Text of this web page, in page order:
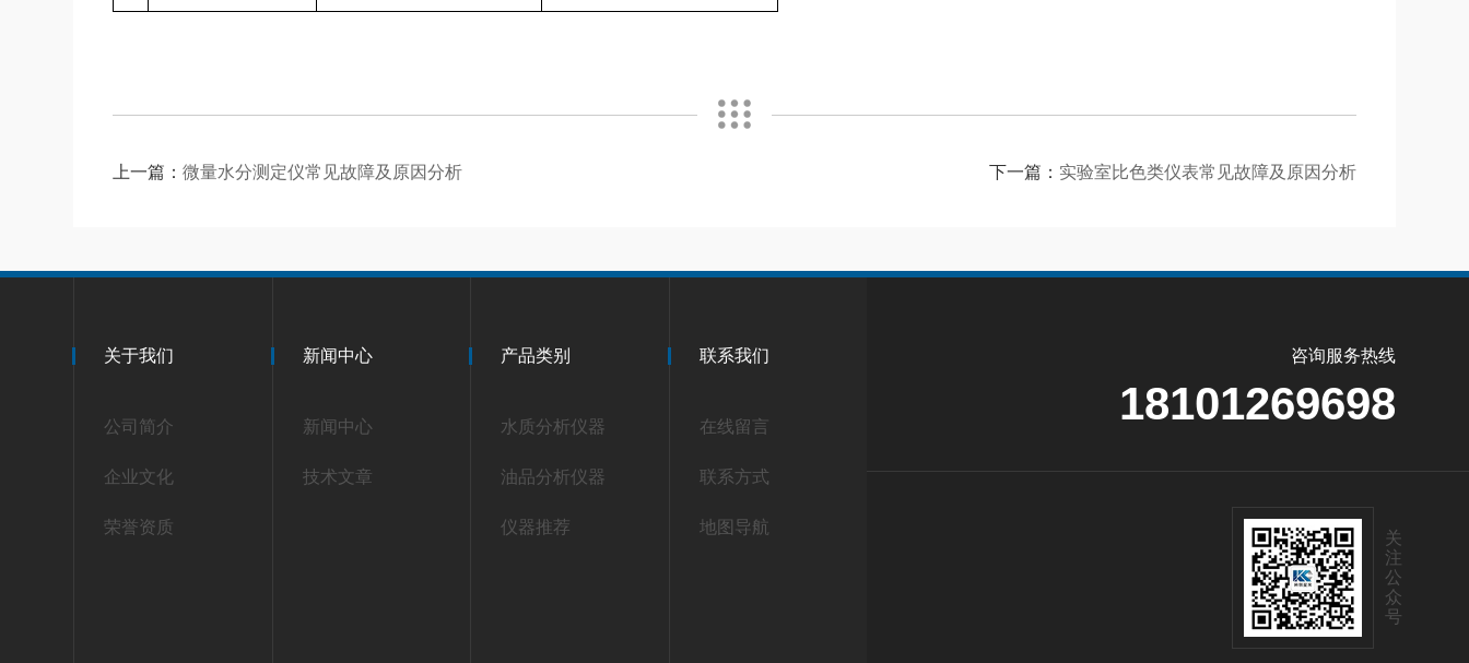
上一篇：微量水分测定仪常见故障及原因分析 下一篇： 实验室比色类仪表常见故障及原因分析
关于我们
公司简介
企业文化
荣誉资质
新闻中心
新闻中心
技术文章
产品类别
水质分析仪器
油品分析仪器
仪器推荐
联系我们
在线留言
联系方式
地图导航
咨询服务热线
18101269698
关
注
公
众
号